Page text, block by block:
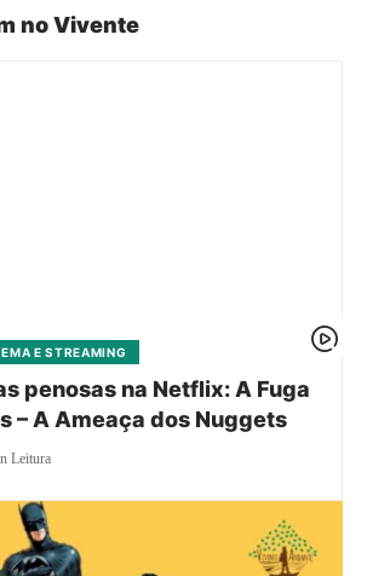
no Vivente
E STREAMING
penosas na Netflix: A Fuga
– A Ameaça dos Nuggets
Leitura